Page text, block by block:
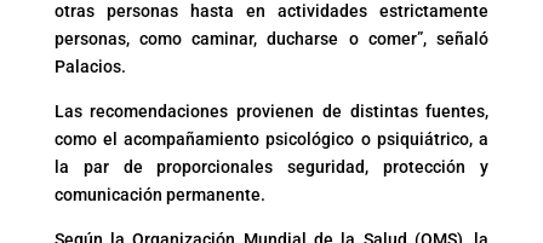
otras personas hasta en actividades estrictamente
personas, como caminar, ducharse o comer”, señaló
Palacios.
Las recomendaciones provienen de distintas fuentes,
como el acompañamiento psicológico o psiquiátrico, a
la par de proporcionales seguridad, protección y
comunicación permanente.